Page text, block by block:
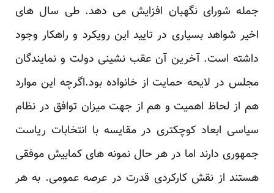
جمله شورای نگهبان افزایش می دهد. طی سال های
‏اخیر شواهد بسیاری در تایید این رویکرد و راهکار وجود
داشته است. آخرین آن عقب نشینی دولت و نمایندگان
‏مجلس در لایحه حمایت از خانواده بود.اگرچه این موارد
هم از لحاظ اهمیت و هم از جهت میزان توافق در نظام
‏سیاسی ابعاد کوچکتری در مقایسه با انتخابات ریاست
جمهوری دارند اما در هر حال نمونه های کمابیش موفقی
‏هستند از نقش کارکردی قدرت در عرصه عمومی. به هر